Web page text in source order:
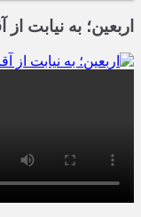
اربعین؛ به نیابت از